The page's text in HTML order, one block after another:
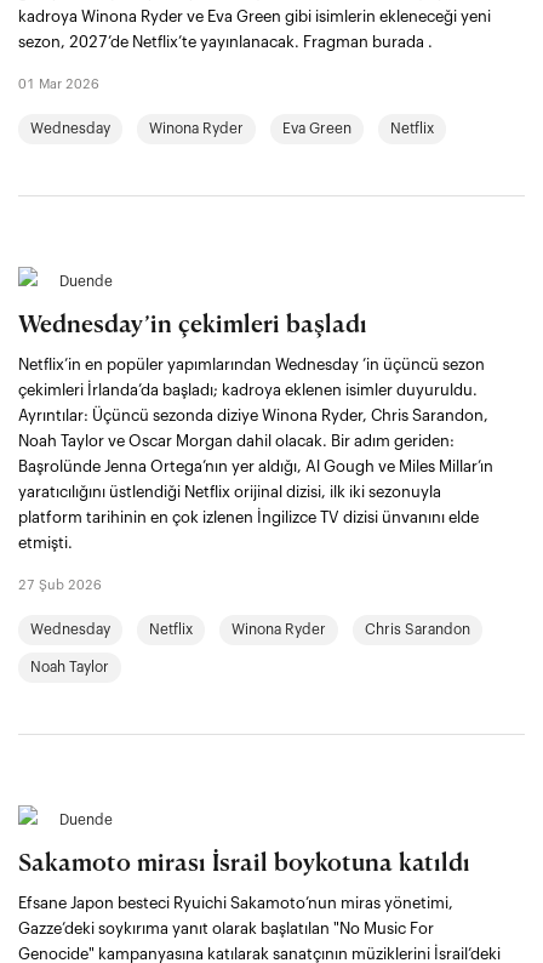
kadroya Winona Ryder ve Eva Green gibi isimlerin ekleneceği yeni
sezon, 2027’de Netflix’te yayınlanacak. Fragman burada .
01 Mar 2026
Wednesday Winona Ryder Eva Green Netflix
Duende
Wednesday’in çekimleri başladı
Netflix’in en popüler yapımlarından Wednesday ’in üçüncü sezon
çekimleri İrlanda’da başladı; kadroya eklenen isimler duyuruldu.
Ayrıntılar: Üçüncü sezonda diziye Winona Ryder, Chris Sarandon,
Noah Taylor ve Oscar Morgan dahil olacak. Bir adım geriden:
Başrolünde Jenna Ortega’nın yer aldığı, Al Gough ve Miles Millar’ın
yaratıcılığını üstlendiği Netflix orijinal dizisi, ilk iki sezonuyla
platform tarihinin en çok izlenen İngilizce TV dizisi ünvanını elde
etmişti.
27 Şub 2026
Wednesday Netflix Winona Ryder Chris Sarandon
Noah Taylor
Duende
Sakamoto mirası İsrail boykotuna katıldı
Efsane Japon besteci Ryuichi Sakamoto’nun miras yönetimi,
Gazze’deki soykırıma yanıt olarak başlatılan "No Music For
Genocide" kampanyasına katılarak sanatçının müziklerini İsrail’deki